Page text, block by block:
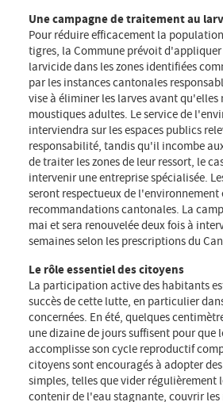
Une campagne de traitement au
Pour réduire efficacement la
tigres, la Commune prévoit
larvicide dans les zones identifiées
par les instances cantonales
vise à éliminer les larves avant qu'elles
moustiques adultes. Le service de
interviendra sur les espaces publics
responsabilité, tandis qu'il incombe
de traiter les zones de leur ressort, le
intervenir une entreprise spécialisée.
seront respectueux de l'environnement
recommandations cantonales. La
mai et sera renouvelée deux fois à
semaines selon les prescriptions du
Le rôle essentiel des citoyens
La participation active des habitants
succès de cette lutte, en particulier
concernées. En été, quelques
une dizaine de jours suffisent pour que
accomplisse son cycle reproductif
citoyens sont encouragés à adopter
simples, telles que vider régulièrement
contenir de l'eau stagnante, couvrir les